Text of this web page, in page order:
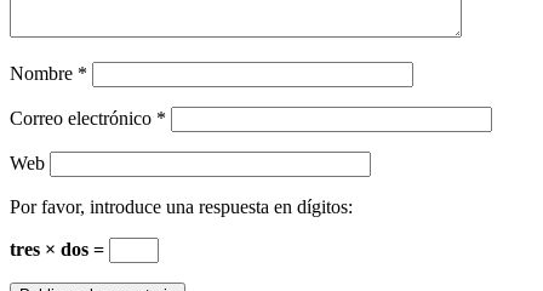
Nombre *
Correo electrónico *
Web
Por favor, introduce una respuesta en dígitos:
tres × dos =